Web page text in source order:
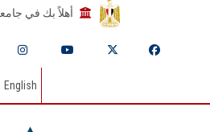
أهلاً بك في
English